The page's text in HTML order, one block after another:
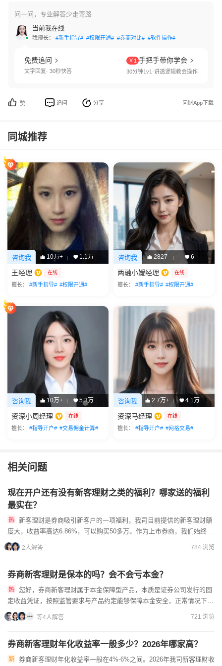
问一问，专业解答少走弯路
当前我在线
我擅长： #新手指导# #权限开通# #券商对比# #软件操作#
免费追问
文字回复· 30秒快答
￥1 手把手带你学会
30分钟1v1·讲透逻辑教会操作
赞 追问 分享 问财App下载
同城推荐
咨询我 10万+ | 1.1万
王经理 在线
擅长： #新手指导# #权限开通#
咨询我 2827 | 6
两融小嫒经理 在线
擅长： #新手指导# #权限开通#
咨询我 10万+ | 5.3万
资深小周经理 在线
擅长： #指导开户# #交易佣金计算#
咨询我 2.7万+ | 4.1万
资深马经理 在线
擅长： #指导开户# #网格交易#
相关问题
现在开户还有没有新客理财之类的福利？哪家送的福利
最实在？
度大，收益率高达6.86%，可以购买50多万。作为上市券商，我们始终以
客户利益为先，新客理财是正规合规的福利政策。如果您对新...
2人解答 784 浏览
券商新客理财是保本的吗？会不会亏本金？
定收益凭证，按照监管要求与产品约定能够保障本金安全，正常情况下不
会出现亏损本金的情况。我司给到您的佣金！保证低！直接给到我们...
等4人解答 721 浏览
券商新客理财年化收益率一般多少？2026年哪家高？